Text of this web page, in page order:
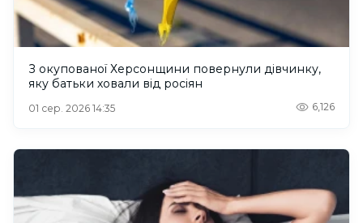
З окупованої Херсонщини повернули дівчинку,
яку батьки ховали від росіян
01 сер. 2026 14:35 6,126